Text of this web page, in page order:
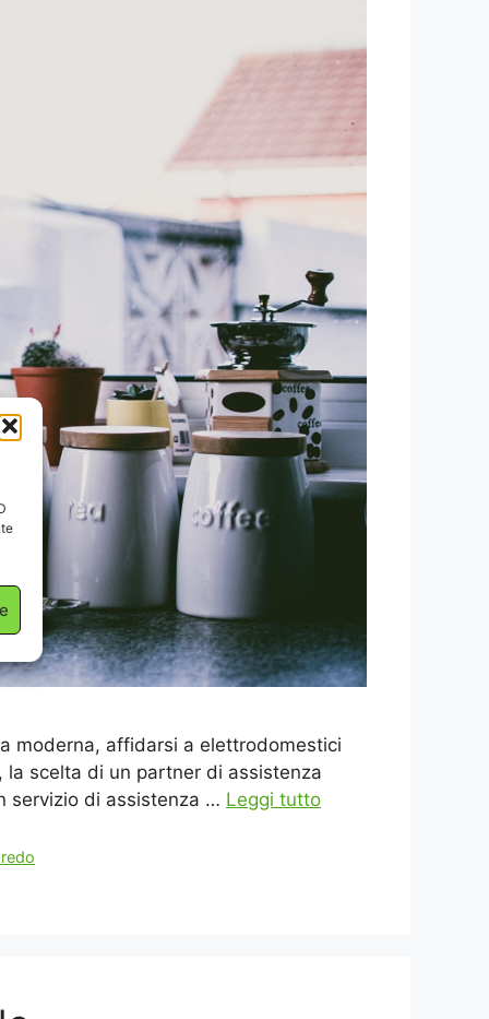
moderna, affidarsi a elettrodomestici
scelta di un partner di assistenza
servizio di assistenza … Leggi tutto